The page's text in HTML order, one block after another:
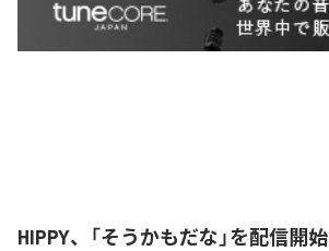
HIPPY、「そうかもだな」を配信開始